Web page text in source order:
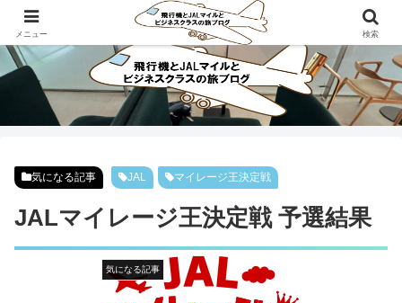
ビジネスクラスで旅にでよう！！
気になる記事 JAL マイレージ王決定戦
JALマイレージ王決定戦 予選結果
気になる記事
メニュー 検索